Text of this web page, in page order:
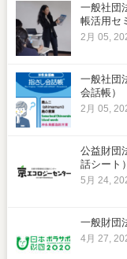
一般社団
帳活用セ
2月 05,
一般社団
会話帳）
2月 05,
公益財団
話シート）
5月 24,
一般財団
4月 27,